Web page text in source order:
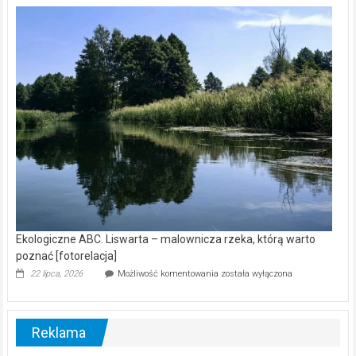
kamerą
wśród
Ekologiczne ABC. Liswarta – malownicza rzeka, którą warto
poznać [fotorelacja]
22 lipca, 2026 Możliwość komentowania Ekologiczne
–
została wyłączona
Reklama